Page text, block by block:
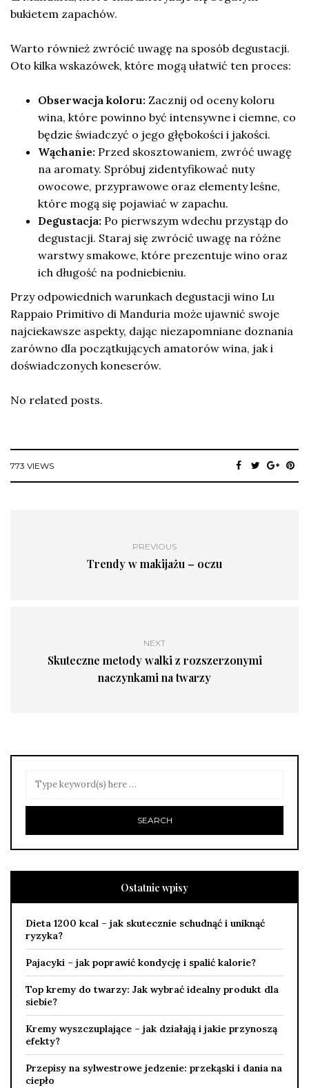
bukietem zapachów.
Warto również zwrócić uwagę na sposób degustacji.
Oto kilka wskazówek, które mogą ułatwić ten proces:
Obserwacja koloru: Zacznij od oceny koloru
wina, które powinno być intensywne i ciemne, co
będzie świadczyć o jego głębokości i jakości.
Wąchanie: Przed skosztowaniem, zwróć uwagę
na aromaty. Spróbuj zidentyfikować nuty
owocowe, przyprawowe oraz elementy leśne,
które mogą się pojawiać w zapachu.
Degustacja: Po pierwszym wdechu przystąp do
degustacji. Staraj się zwrócić uwagę na różne
warstwy smakowe, które prezentuje wino oraz
ich długość na podniebieniu.
Przy odpowiednich warunkach degustacji wino Lu
Rappaio Primitivo di Manduria może ujawnić swoje
najciekawsze aspekty, dając niezapomniane doznania
zarówno dla początkujących amatorów wina, jak i
doświadczonych koneserów.
No related posts.
773 VIEWS
PREVIOUS
Trendy w makijażu – oczu
NEXT
Skuteczne metody walki z rozszerzonymi
naczynkami na twarzy
Ostatnie wpisy
Dieta 1200 kcal – jak skutecznie schudnąć i uniknąć
ryzyka?
Pajacyki – jak poprawić kondycję i spalić kalorie?
Top kremy do twarzy: Jak wybrać idealny produkt dla
siebie?
Kremy wyszczuplające – jak działają i jakie przynoszą
efekty?
Przepisy na sylwestrowe jedzenie: przekąski i dania na
ciepło